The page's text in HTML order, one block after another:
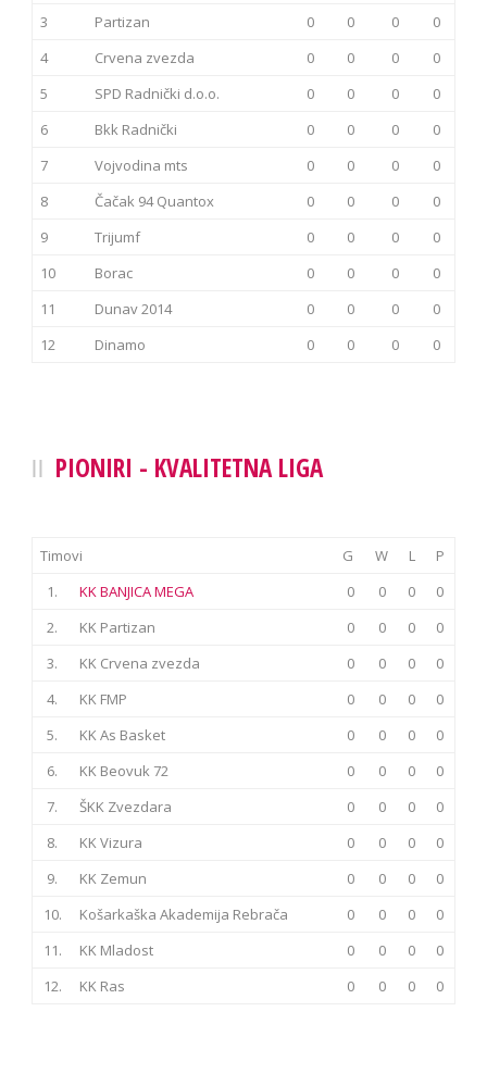
3
Partizan 0 0 0
0
4
Crvena zvezda 0 0 0
0
5
SPD Radnički d.o.o. 0 0 0
0
6
Bkk Radnički 0 0 0
0
7
Vojvodina mts 0 0 0
0
8
Čačak 94 Quantox 0 0 0
0
9
Trijumf 0 0 0
0
10
Borac 0 0 0
0
11
Dunav 2014 0 0 0
0
12
Dinamo 0 0 0 0
PIONIRI - KVALITETNA LIGA
Timovi G W L
P
1.
KK BANJICA MEGA 0 0 0
0
2.
KK Partizan 0 0 0
0
3.
KK Crvena zvezda 0 0 0
0
4.
KK FMP 0 0 0
0
5.
KK As Basket 0 0 0
0
6.
KK Beovuk 72 0 0 0
0
7.
ŠKK Zvezdara 0 0 0
0
8.
KK Vizura 0 0 0
0
9.
KK Zemun 0 0 0
0
10.
Košarkaška Akademija Rebrača 0 0 0
0
11.
KK Mladost 0 0 0
0
12.
KK Ras 0 0 0 0